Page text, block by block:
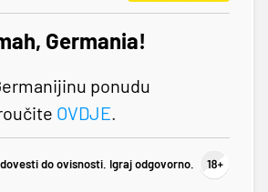
Germania!
ponudu
OVDJE.
do ovisnosti. Igraj odgovorno.